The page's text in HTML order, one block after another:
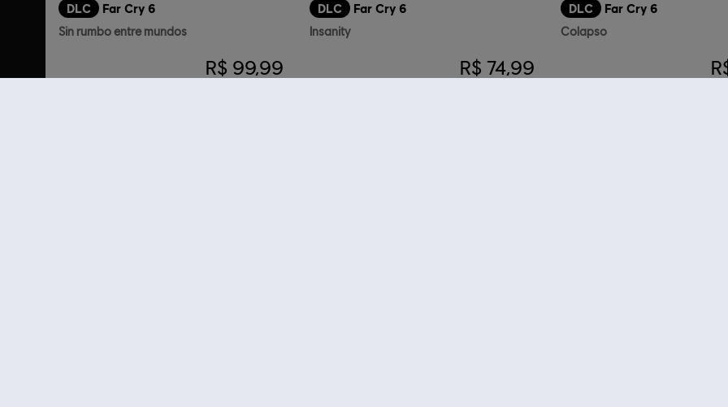
DLC Far Cry 6
Sin rumbo entre mundos
R$ 99,99
DLC Far Cry 6
Insanity
R$ 74,99
DLC Far Cry 6
Colapso